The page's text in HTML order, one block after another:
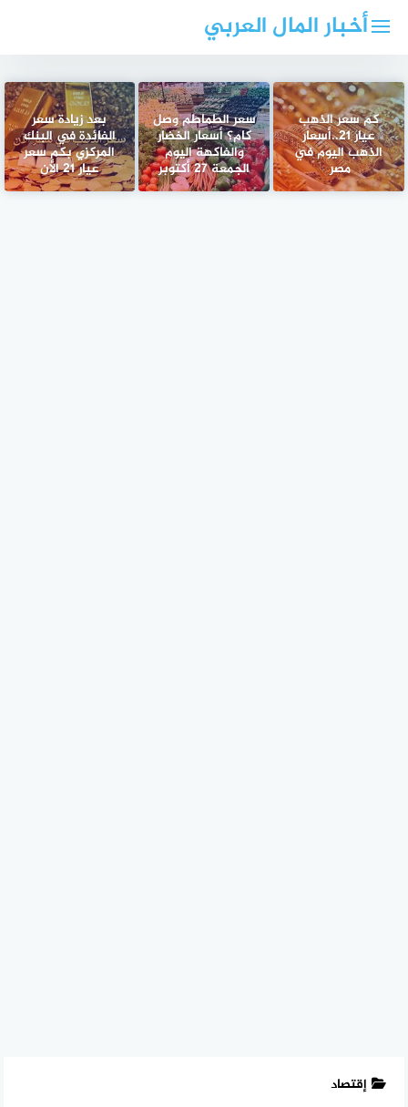
أخبار المال العربي
كم سعر الذهب
عيار 21..أسعار
الذهب اليوم في
مصر
سعر الطماطم وصل
كام؟ أسعار الخضار
والفاكهة اليوم
الجمعة 27 أكتوبر
بعد زيادة سعر
الفائدة في البنك
المركزي بكم سعر
عيار 21 الأن
إقتصاد